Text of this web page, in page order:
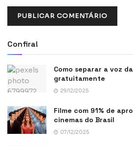
Confira!
Como separar a voz
gratuitamente
29/12/2025
Filme com 91% de
cinemas do Brasil
07/12/2025